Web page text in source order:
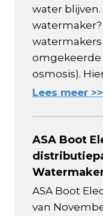
water
watermakers
omgekeerde
osmosis).
Lees meer >>
ASA Boot
ASA Boot
van